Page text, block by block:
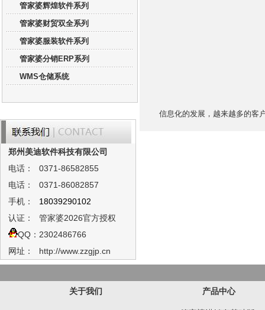
管家婆辉煌软件系列
管家婆财贸双全系列
管家婆服装软件系列
管家婆分销ERP系列
WMS仓储系统
郑州美迪软件科技有限公司
电话：
0371-86582855
电话：
0371-86082857
手机：
18039290102
认证：
管家婆2026官方授权
QQ： 2302486766
网址：
http://www.zzgjp.cn
信息化的发展，越来越多的客户
关于我们 产品中心